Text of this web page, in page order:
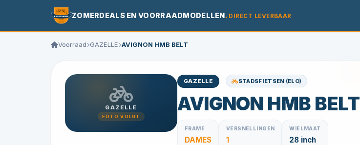
ZOMERDEALS EN VOORRAADMODELLEN. DIRECT LEVERBAAR
Voorraad GAZELLE AVIGNON HMB BELT
GAZELLE
FOTO VOLGT
GAZELLE STADSFIETSEN (ELO)
AVIGNON HMB BELT
FRAME
DAMES
VERSNELLINGEN
1
WIELMAAT
28 inch